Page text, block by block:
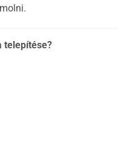
telepítése?